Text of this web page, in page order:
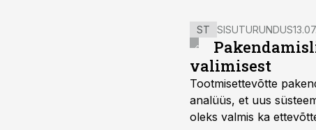
ST SISUTURUNDUS
valimisest
Tootmisettevõtte
analüüs, et uus
oleks valmis ka